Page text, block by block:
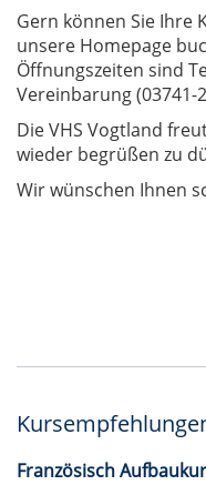
Gern können Sie Ihre
unsere Homepage
Öffnungszeiten sind
Vereinbarung (03741-
Die VHS Vogtland
wieder begrüßen zu
Wir wünschen Ihnen
Französisch